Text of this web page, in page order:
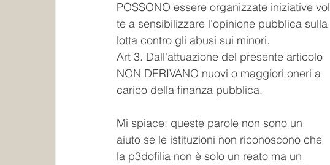
POSSONO essere organizzate iniziative vol
te a sensibilizzare l'opinione pubblica sulla
lotta contro gli abusi sui minori.
Art 3. Dall'attuazione del presente articolo
NON DERIVANO nuovi o maggiori oneri a
carico della finanza pubblica.
Mi spiace: queste parole non sono un
aiuto se le istituzioni non riconoscono che
la p3dofilia non è solo un reato ma un